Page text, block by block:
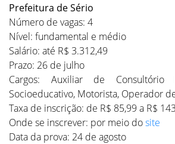
Prefeitura de Sério
Número de vagas: 4
Nível: fundamental e médio
Salário: até R$ 3.312,49
Prazo: 26 de julho
Cargos: Auxiliar de Consultório
Socioeducativo, Motorista, Operador
Taxa de inscrição: de R$ 85,99 a R$
Onde se inscrever: por meio dosite
Data da prova: 24 de agosto